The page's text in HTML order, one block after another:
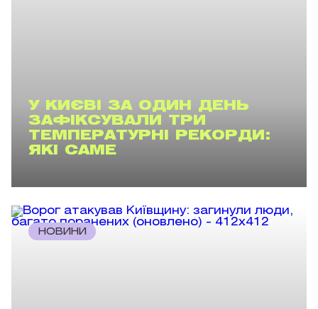
У КИЄВІ ЗА ОДИН ДЕНЬ
ЗАФІКСУВАЛИ ТРИ
ТЕМПЕРАТУРНІ РЕКОРДИ:
ЯКІ САМЕ
НОВИНИ